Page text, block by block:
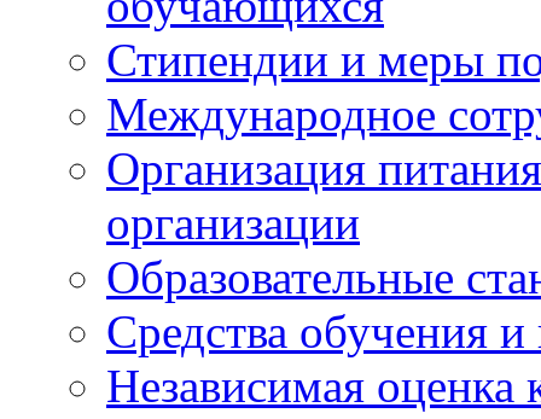
Стипендии и меры
Международное
Организация
организации
Образовательные
Средства обучения и
Независимая оценка